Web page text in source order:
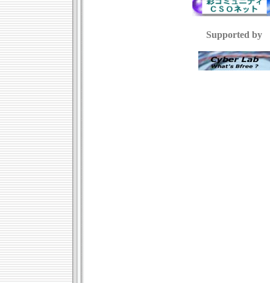
Supported by